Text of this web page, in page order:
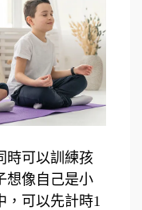
時可以訓練孩
想像自己是小
，可以先計時1